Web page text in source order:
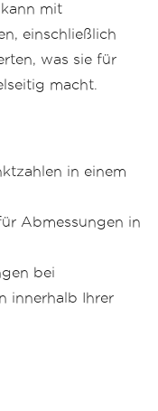
mit
einschließlich
was sie für
macht.
in einem
Abmessungen in
bei
innerhalb Ihrer